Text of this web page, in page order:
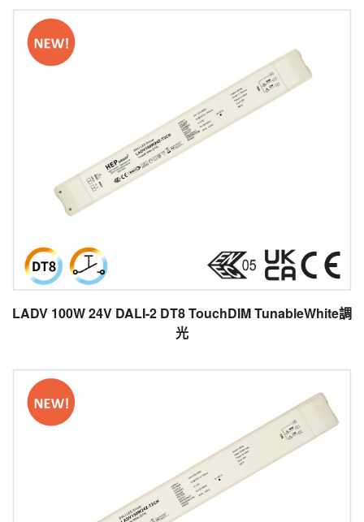
LADV 100W 24V DALI-2 DT8 TouchDIM TunableWhite調
光